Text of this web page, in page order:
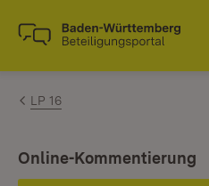
Zum Inhalt springen
Link zur Startseite
LP 16
Ist ausgewählt.
Online-Kommentierung